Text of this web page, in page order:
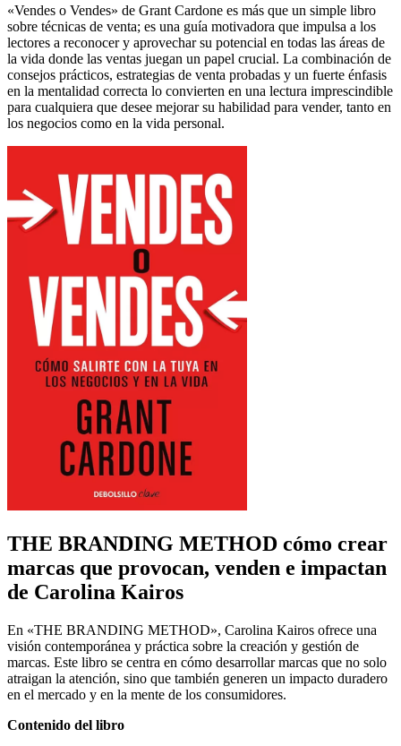
«Vendes o Vendes» de Grant Cardone es más que un simple libro
sobre técnicas de venta; es una guía motivadora que impulsa a los
lectores a reconocer y aprovechar su potencial en todas las áreas de
la vida donde las ventas juegan un papel crucial. La combinación de
consejos prácticos, estrategias de venta probadas y un fuerte énfasis
en la mentalidad correcta lo convierten en una lectura imprescindible
para cualquiera que desee mejorar su habilidad para vender, tanto en
los negocios como en la vida personal.
THE BRANDING METHOD cómo crear
marcas que provocan, venden e impactan
de Carolina Kairos
En «THE BRANDING METHOD», Carolina Kairos ofrece una
visión contemporánea y práctica sobre la creación y gestión de
marcas. Este libro se centra en cómo desarrollar marcas que no solo
atraigan la atención, sino que también generen un impacto duradero
en el mercado y en la mente de los consumidores.
Contenido del libro